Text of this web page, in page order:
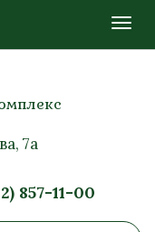
7а
857-11-00